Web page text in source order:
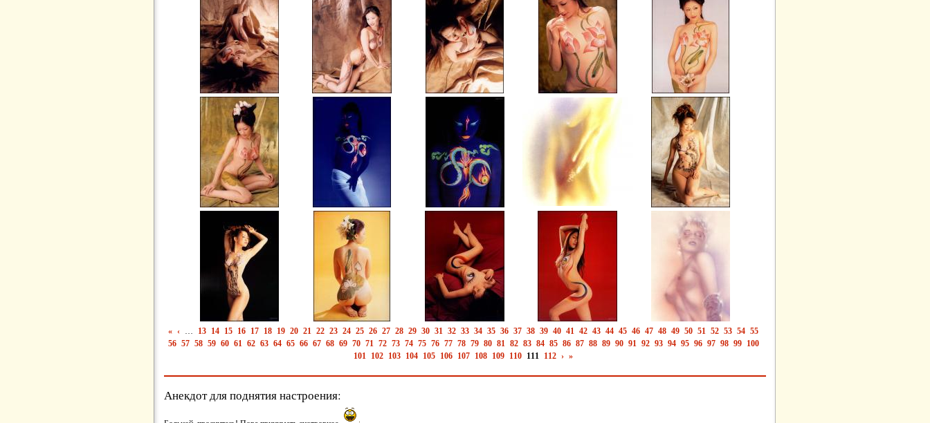
« ‹ … 13 14 15 16 17 18 19 20 21 22 23 24 25 26 27 28 29 30 31 32 33 34 35 36 37 38 39 40 41 42 43 44 45 46 47 48 49 50 51 52 53 54 55
56 57 58 59 60 61 62 63 64 65 66 67 68 69 70 71 72 73 74 75 76 77 78 79 80 81 82 83 84 85 86 87 88 89 90 91 92 93 94 95 96 97 98 99
100
101 102 103 104 105 106 107 108 109 110 111 112 › »
Анекдот для поднятия настроения: